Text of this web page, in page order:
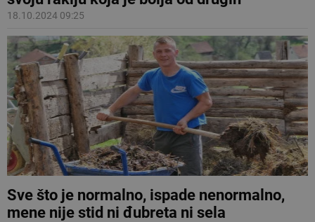
18.10.2024 09:25
Sve što je normalno, ispade nenormalno,
mene nije stid ni đubreta ni sela